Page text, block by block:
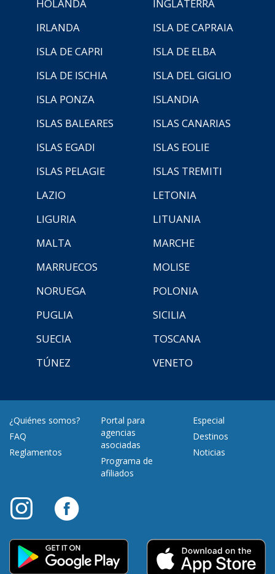
HOLANDA
INGLATERRA
IRLANDA
ISLA DE CAPRAIA
ISLA DE CAPRI
ISLA DE ELBA
ISLA DE ISCHIA
ISLA DEL GIGLIO
ISLA PONZA
ISLANDIA
ISLAS BALEARES
ISLAS CANARIAS
ISLAS EGADI
ISLAS EOLIE
ISLAS PELAGIE
ISLAS TREMITI
LAZIO
LETONIA
LIGURIA
LITUANIA
MALTA
MARCHE
MARRUECOS
MOLISE
NORUEGA
POLONIA
PUGLIA
SICILIA
SUECIA
TOSCANA
TÚNEZ
VENETO
¿Quiénes somos?
FAQ
Reglamentos
Portal para
agencias
asociadas
Programa de
afiliados
Especial
Destinos
Noticias